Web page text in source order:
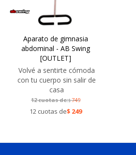
Aparato de gimnasia
abdominal - AB Swing
[OUTLET]
Volvé a sentirte cómoda
con tu cuerpo sin salir de
casa
12 cuotas de:$749
12 cuotas de$ 249